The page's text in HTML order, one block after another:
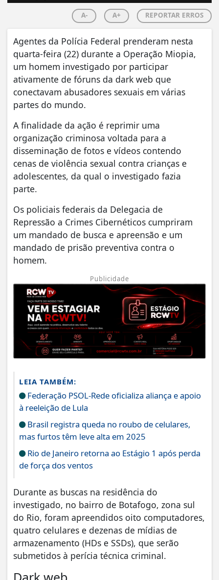
A- A+ REPORTAR ERROS
Agentes da Polícia Federal prenderam nesta
quarta-feira (22) durante a Operação Miopia,
um homem investigado por participar
ativamente de fóruns da dark web que
conectavam abusadores sexuais em várias
partes do mundo.
A finalidade da ação é reprimir uma
organização criminosa voltada para a
disseminação de fotos e vídeos contendo
cenas de violência sexual contra crianças e
adolescentes, da qual o investigado fazia
parte.
Os policiais federais da Delegacia de
Repressão a Crimes Cibernéticos cumpriram
um mandado de busca e apreensão e um
mandado de prisão preventiva contra o
homem.
Publicidade
LEIA TAMBÉM:
Federação PSOL-Rede oficializa aliança e apoio
à reeleição de Lula
Brasil registra queda no roubo de celulares,
mas furtos têm leve alta em 2025
Rio de Janeiro retorna ao Estágio 1 após perda
de força dos ventos
Durante as buscas na residência do
investigado, no bairro de Botafogo, zona sul
do Rio, foram apreendidos oito computadores,
quatro celulares e dezenas de mídias de
armazenamento (HDs e SSDs), que serão
submetidos à perícia técnica criminal.